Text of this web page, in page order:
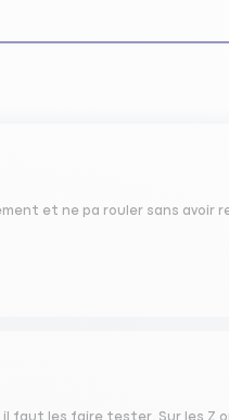
et ne pa rouler sans avoir
il faut les faire tester. Sur les